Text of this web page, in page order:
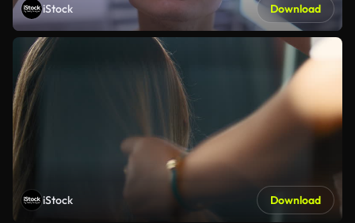
iStock Download
iStock Download